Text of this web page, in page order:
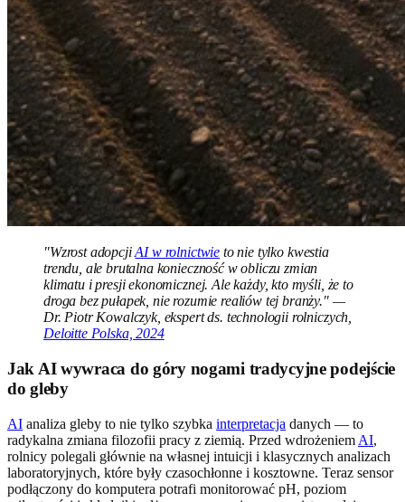
"Wzrost adopcjiAI w rolnictwie to nie tylko kwestia
trendu, ale brutalna konieczność w obliczu zmian
klimatu i presji ekonomicznej. Ale każdy, kto myśli, że to
droga bez pułapek, nie rozumie realiów tej branży." —
Dr. Piotr Kowalczyk, ekspert ds. technologii rolniczych,
Deloitte Polska, 2024
Jak AI wywraca do góry nogami tradycyjne podejście
do gleby
AI analiza gleby to nie tylko szybka interpretacja danych — to
radykalna zmiana filozofii pracy z ziemią. Przed wdrożeniem AI,
rolnicy polegali głównie na własnej intuicji i klasycznych analizach
laboratoryjnych, które były czasochłonne i kosztowne. Teraz sensor
podłączony do komputera potrafi monitorować pH, poziom